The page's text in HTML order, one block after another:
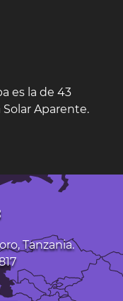
es la de 43
Aparente.
Tanzania.